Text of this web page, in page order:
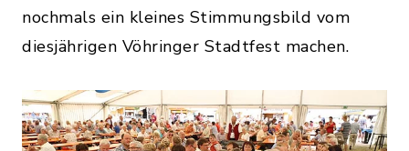
nochmals ein kleines Stimmungsbild vom
diesjährigen Vöhringer Stadtfest machen.